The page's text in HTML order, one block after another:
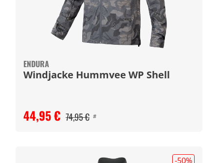
ENDURA
Windjacke Hummvee WP Shell
44,95 € 74,95 € #
-50%